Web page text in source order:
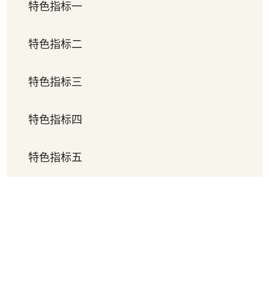
特色指标一
特色指标二
特色指标三
特色指标四
特色指标五